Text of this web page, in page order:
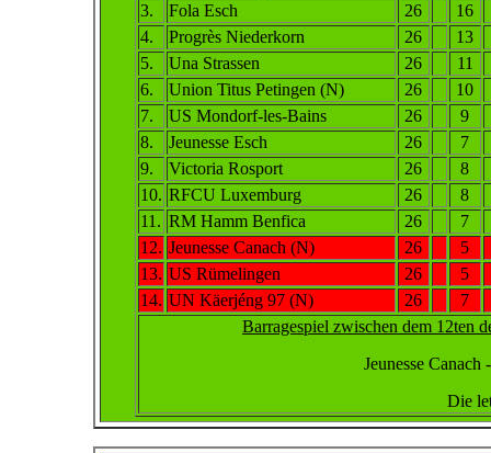
3.
Fola Esch 26
16
4.
Progrès Niederkorn 26
13
5.
Una Strassen 26
11
6.
Union Titus Petingen (N) 26
10
7.
US Mondorf-les-Bains 26
9
8.
Jeunesse Esch 26
7
9.
Victoria Rosport 26
8
10. RFCU Luxemburg 26
8
11. RM Hamm Benfica 26
7
12. Jeunesse Canach (N) 26
5
13. US Rümelingen 26
5
14. UN Käerjéng 97 (N) 26
7
Barragespiel zwischen dem 12ten
Jeunesse
Die